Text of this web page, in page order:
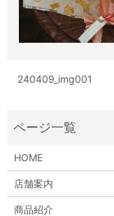
240409_img001
HOME
店舗案内
商品紹介